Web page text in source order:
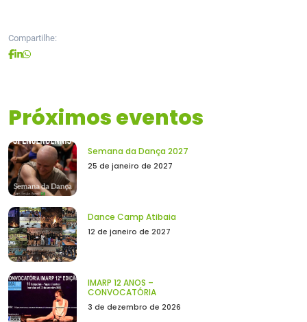
Compartilhe:
Próximos eventos
Semana da Dança 2027
25 de janeiro de 2027
Dance Camp Atibaia
12 de janeiro de 2027
IMARP 12 ANOS –
CONVOCATÓRIA
3 de dezembro de 2026